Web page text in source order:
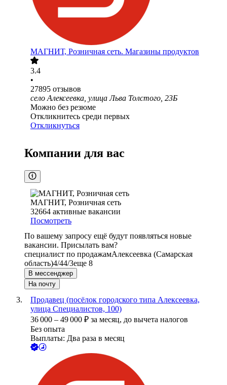
МАГНИТ, Розничная сеть. Магазины продуктов
3.4
•
27895 отзывов
село Алексеевка, улица Льва Толстого, 23Б
Можно без резюме
Откликнитесь среди первых
Откликнуться
Компании для вас
МАГНИТ, Розничная сеть
32664 активные вакансии
Посмотреть
По вашему запросу ещё будут появляться новые
вакансии. Присылать вам?
специалист по продажамАлексеевка (Самарская
область)4/44/3еще 8
В мессенджер
На почту
Продавец (посёлок городского типа Алексеевка,
улица Специалистов, 100)
36 000 – 49 000 ₽ за месяц, до вычета налогов
Без опыта
Выплаты: Два раза в месяц